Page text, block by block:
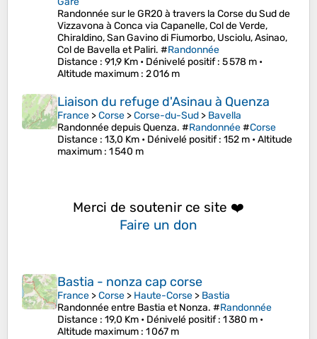
Randonnée sur le GR20 à travers la Corse du Sud de
Vizzavona à Conca via Capanelle, Col de Verde,
Chiraldino, San Gavino di Fiumorbo, Usciolu, Asinao,
Col de Bavella et Paliri. #Randonnée
Distance : 91,9 Km • Dénivelé positif: 5 578 m •
Altitude maximum : 2 016 m
Liaison du refuge d'Asinau à Quenza
France >Corse >Corse-du-Sud > Bavella
Randonnée depuis Quenza. #Randonnée#Corse
Distance : 13,0 Km • Dénivelé positif: 152 m •Altitude
maximum : 1 540 m
Merci de soutenir ce site ❤️
Faire un don
Bastia - nonza cap corse
France >Corse > Haute-Corse > Bastia
Randonnée entre Bastia et Nonza. #Randonnée
Distance : 19,0 Km • Dénivelé positif: 1 380 m •
Altitude maximum : 1 067 m